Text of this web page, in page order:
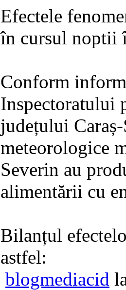
Efectele
în cursul noptii
Conform
Inspectoratului
județului
meteorologice
Severin au
alimentării cu
​Bilanțul
astfel:
blogmediacid